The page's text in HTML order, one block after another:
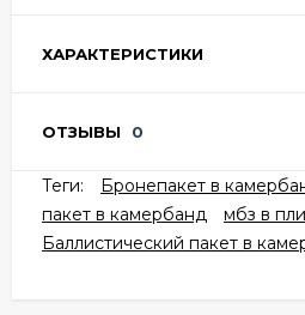
ХАРАКТЕРИСТИКИ
ОТЗЫВЫ 0
Теги:
Бронепакет в
пакет в камербанд
мбз в
Баллистический пакет в